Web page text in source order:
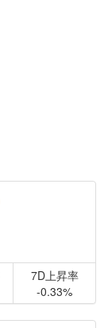
7D上昇率
-0.33%